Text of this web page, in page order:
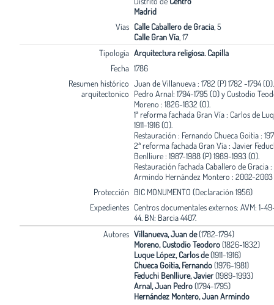
Madrid
Vías Calle Caballero de Gracia, 5
Calle Gran Vía, 17
Tipología Arquitectura religiosa. Capilla
Fecha 1786
Resumen histórico
arquitectonico
Juan de Villanueva : 1782 (P) 1782 -1794
Pedro Arnal: 1794-1795 (O) y Custodio
Moreno : 1826-1832 (O).
1ª reforma fachada Gran Vía : Carlos de
1911-1916 (O).
Restauración : Fernando Chueca Goitia :
2ª reforma fachada Gran Vía : Javier
Benlliure : 1987-1988 (P) 1989-1993 (O).
Restauración fachada Caballero de Gracia
Armindo Hernández Montero : 2002-2003
Protección BIC MONUMENTO (Declaración 1956)
Expedientes Centros documentales externos: AVM: 1-
44. BN: Barcia 4407.
Autores Villanueva, Juan de(1782-1794)
Moreno, Custodio Teodoro(1826-1832)
Luque López, Carlos de(1911-1916)
Chueca Goitia, Fernando(1976-1981)
Feduchi Benlliure, Javier(1989-1993)
Arnal, Juan Pedro(1794-1795)
Hernández Montero, Juan Armindo